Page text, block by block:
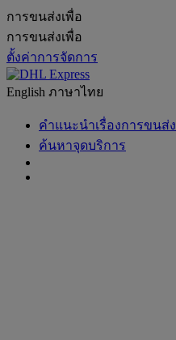
การขนส่งเพื่อ
การขนส่งเพื่อ
ตั้งค่าการจัดการ
English ภาษาไทย
คำแนะนำเรื่องการขนส่ง
ค้นหาจุดบริการ